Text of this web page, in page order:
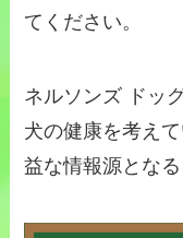
てください。
ネルソンズ ドッ
犬の健康を考え
益な情報源とな